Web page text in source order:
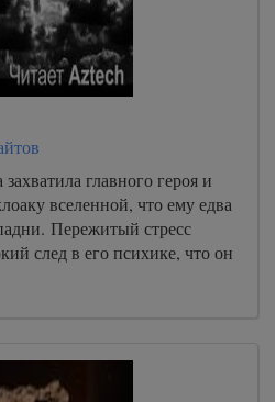
главного героя и
вселенной, что ему едва
Пережитый стресс
след в его психике, что он